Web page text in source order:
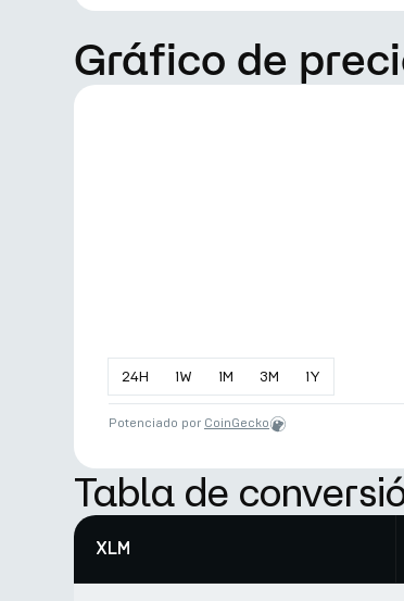
Gráfico de
24H 1W 1M 3M 1Y
Potenciado por CoinGecko
Tabla de
XLM